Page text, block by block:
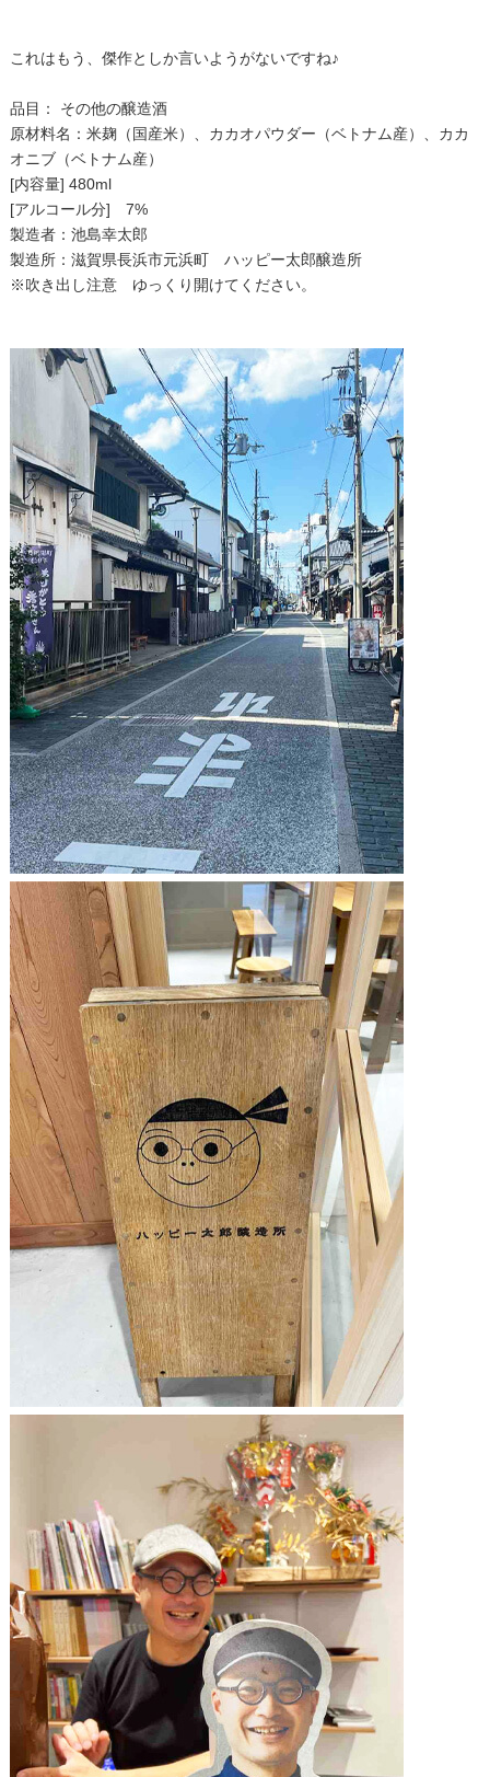
これはもう、傑作としか言いようがないですね♪
品目： その他の醸造酒
原材料名：米麹（国産米）、カカオパウダー（ベトナム産）、カカ
オニブ（ベトナム産）
[内容量] 480ml
[アルコール分] 7%
製造者：池島幸太郎
製造所：滋賀県長浜市元浜町 ハッピー太郎醸造所
※吹き出し注意 ゆっくり開けてください。